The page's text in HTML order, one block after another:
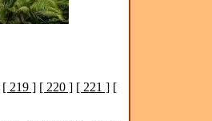
[ 219 ] [ 220 ] [ 221 ] [